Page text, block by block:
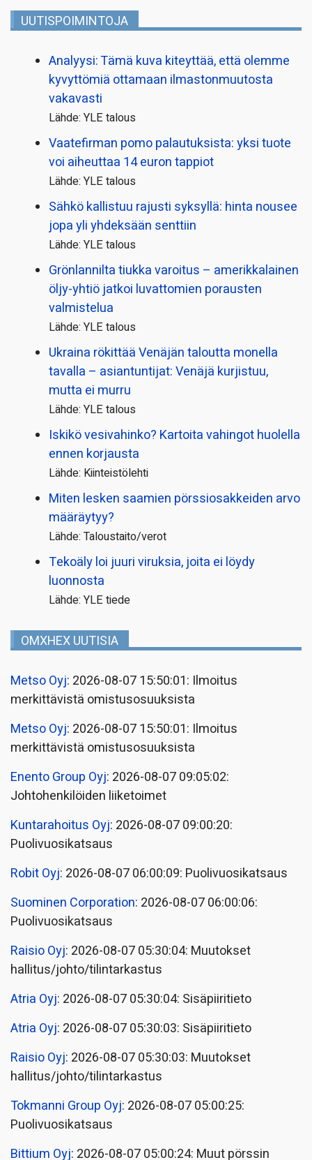
UUTISPOIMINTOJA
Analyysi: Tämä kuva kiteyttää, että olemme
kyvyttömiä ottamaan ilmaston­muutosta
vakavasti
Lähde: YLE talous
Vaatefirman pomo palautuksista: yksi tuote
voi aiheuttaa 14 euron tappiot
Lähde: YLE talous
Sähkö kallistuu rajusti syksyllä: hinta nousee
jopa yli yhdeksään senttiin
Lähde: YLE talous
Grönlannilta tiukka varoitus – amerikkalainen
öljy-yhtiö jatkoi luvattomien porausten
valmistelua
Lähde: YLE talous
Ukraina rökittää Venäjän taloutta monella
tavalla – asiantuntijat: Venäjä kurjistuu,
mutta ei murru
Lähde: YLE talous
Iskikö vesivahinko? Kartoita vahingot huolella
ennen korjausta
Lähde: Kiinteistölehti
Miten lesken saamien pörssi­osakkeiden arvo
määräytyy?
Lähde: Taloustaito/verot
Tekoäly loi juuri viruksia, joita ei löydy
luonnosta
Lähde: YLE tiede
OMXHEX UUTISIA
Metso Oyj: 2026-08-07 15:50:01: Ilmoitus
merkittävistä omistusosuuksista
Metso Oyj: 2026-08-07 15:50:01: Ilmoitus
merkittävistä omistusosuuksista
Enento Group Oyj: 2026-08-07 09:05:02:
Johtohenkilöiden liiketoimet
Kuntarahoitus Oyj: 2026-08-07 09:00:20:
Puolivuosikatsaus
Robit Oyj: 2026-08-07 06:00:09: Puolivuosikatsaus
Suominen Corporation: 2026-08-07 06:00:06:
Puolivuosikatsaus
Raisio Oyj: 2026-08-07 05:30:04: Muutokset
hallitus/johto/tilintarkastus
Atria Oyj: 2026-08-07 05:30:04: Sisäpiiritieto
Atria Oyj: 2026-08-07 05:30:03: Sisäpiiritieto
Raisio Oyj: 2026-08-07 05:30:03: Muutokset
hallitus/johto/tilintarkastus
Tokmanni Group Oyj: 2026-08-07 05:00:25:
Puolivuosikatsaus
Bittium Oyj: 2026-08-07 05:00:24: Muut pörssin